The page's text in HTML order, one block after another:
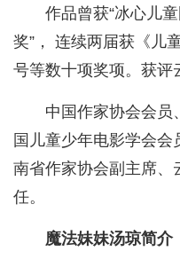
作品曾获“冰心儿
奖”， 连续两届获《儿
号等数十项奖项。获评
中国作家协会会员
国儿童少年电影学会
南省作家协会副主席、
任。
魔法妹妹汤琼简介